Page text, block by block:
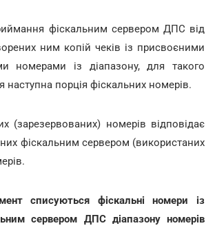
фіскальним сервером ДПС від
ним копій чеків із присвоєними
номерами із діапазону, для такого
порція фіскальних номерів.
(зарезервованих) номерів відповідає
фіскальним сервером (використаних
списуються фіскальні номери із
сервером ДПС діапазону номерів